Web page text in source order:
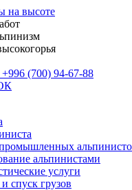
+996 (700) 94-67-88
альпинистами
услуги
спуск грузов